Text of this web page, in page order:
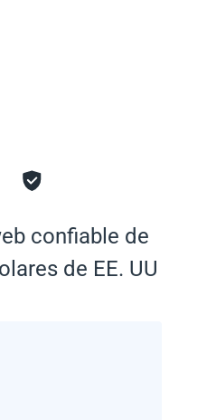
confiable de
de EE. UU